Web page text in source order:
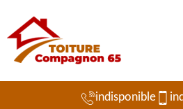
indisponible